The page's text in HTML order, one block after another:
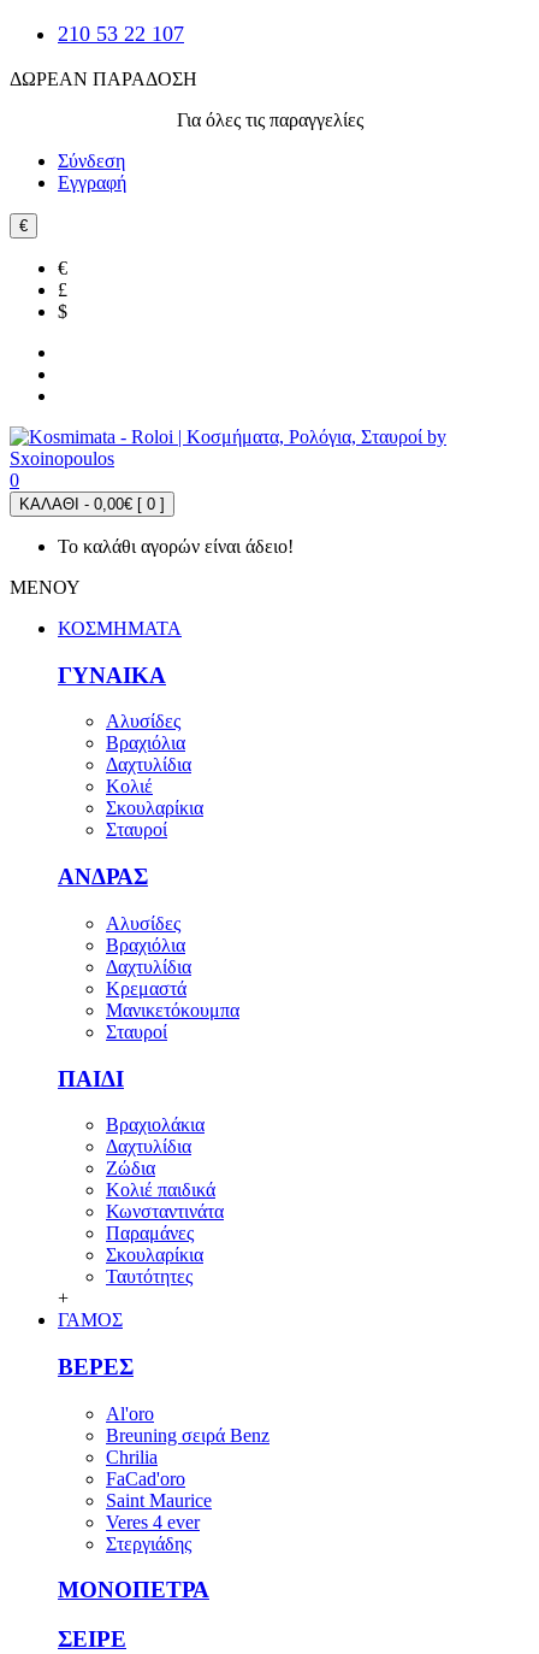
210 53 22 107
ΔΩΡΕΑΝ ΠΑΡΑΔΟΣΗ
Για όλες τις παραγγελίες
Σύνδεση
Εγγραφή
€
€
£
$
0
ΚΑΛΑΘΙ - 0,00€ [ 0 ]
Το καλάθι αγορών είναι άδειο!
ΜΕΝΟΥ
ΚΟΣΜΗΜΑΤΑ
ΓΥΝΑΙΚΑ
Αλυσίδες
Βραχιόλια
Δαχτυλίδια
Κολιέ
Σκουλαρίκια
Σταυροί
ΑΝΔΡΑΣ
Αλυσίδες
Βραχιόλια
Δαχτυλίδια
Κρεμαστά
Μανικετόκουμπα
Σταυροί
ΠΑΙΔΙ
Βραχιολάκια
Δαχτυλίδια
Ζώδια
Κολιέ παιδικά
Κωνσταντινάτα
Παραμάνες
Σκουλαρίκια
Ταυτότητες
+
ΓΑΜΟΣ
ΒΕΡΕΣ
Al'oro
Breuning σειρά Benz
Chrilia
FaCad'oro
Saint Maurice
Veres 4 ever
Στεργιάδης
ΜΟΝΟΠΕΤΡΑ
ΣΕΙΡΕ